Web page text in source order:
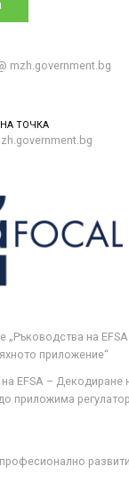
mzh.government.bg
ТОЧКА
„Ръководства на
приложение“
EFSA – Декодиране
приложима